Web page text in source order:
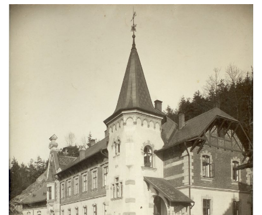
Dům čp. 103/8 na Lužickém náměstí v
Dům čp. 101/6 na Lužickém náměstí v
Dům čp. 104/9 na Lužickém náměstí v
Dům čp. 102/7 na Lužickém náměstí v
Rumburku
Dům čp. 99/4 na Lužickém náměstí v
Rumburku (tiskárna Heinricha Pfeifera)
Bývalý špitál v Teplé